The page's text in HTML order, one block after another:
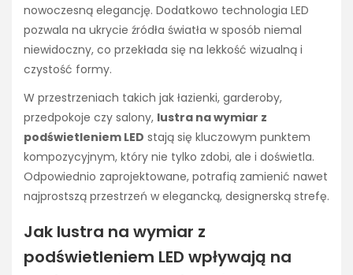
nowoczesną elegancję. Dodatkowo technologia LED
pozwala na ukrycie źródła światła w sposób niemal
niewidoczny, co przekłada się na lekkość wizualną i
czystość formy.
W przestrzeniach takich jak łazienki, garderoby,
przedpokoje czy salony, lustra na wymiar z
podświetleniem LED stają się kluczowym punktem
kompozycyjnym, który nie tylko zdobi, ale i doświetla.
Odpowiednio zaprojektowane, potrafią zamienić nawet
najprostszą przestrzeń w elegancką, designerską strefę.
Jak lustra na wymiar z
podświetleniem LED wpływają na